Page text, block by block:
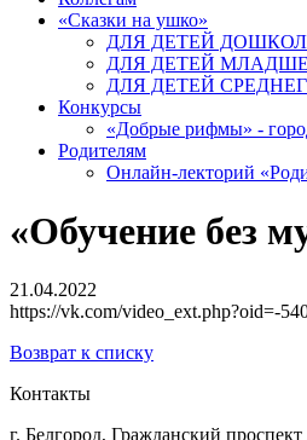
«Сказки на ушко»
ДЛЯ ДЕТЕЙ
ДЛЯ ДЕТЕЙ
ДЛЯ ДЕТЕЙ
Конкурсы
«Добрые рифмы» -
Родителям
Онлайн-лекторий
«Обучение без
21.04.2022
https://vk.com/video_ext.php?oid=-
Возврат к списку
Контакты
г. Белгород, Гражданский проспект